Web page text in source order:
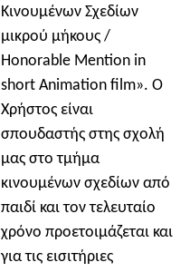
Κινουμένων Σχεδίων
μικρού μήκους /
Honorable Mention in
short Animation film». Ο
Χρήστος είναι
σπουδαστής στης σχολή
μας στο τμήμα
κινουμένων σχεδίων από
παιδί και τον τελευταίο
χρόνο προετοιμάζεται και
για τις εισιτήριες